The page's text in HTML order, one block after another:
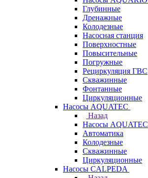
Глубинные
Дренажные
Колодезные
Насосная станция
Поверхностные
Повысительные
Погружные
Рециркуляция ГВС
Скважинные
Фонтанные
Циркуляционные
Насосы AQUATEC
Назад
Насосы AQUATEC
Автоматика
Колодезные
Скважинные
Циркуляционные
Насосы CALPEDA